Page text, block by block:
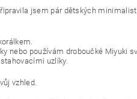
jsem pár dětských
nebo používám droboučké Miyuki
uzlíky.
vzhled.